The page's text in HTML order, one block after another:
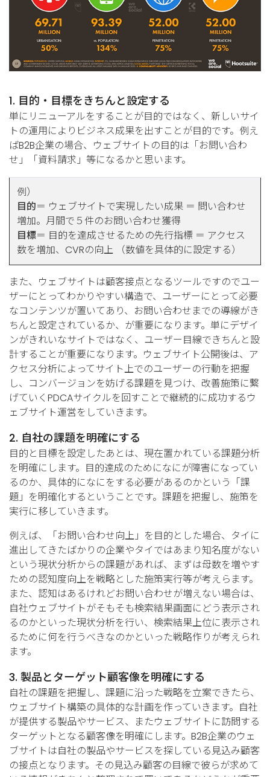
1. 目的・目標をきちんと設定する
単にリニューアルをすることが目的ではなく、新しいサイ
トの運用によりビジネス成果を出すことが目的です。例え
ばB2B企業の場合、ウェブサイトの目的は「お問い合わ
せ」「資料請求」等になるかと思います。
例）
目的＝ ウェブサイトで実現したい成果 ＝ 問い合わせ
増加。月間で５件のお問い合わせ獲得
目標＝ 目的を達成させるための先行指標 ＝ アクセス
数を増加、CVRの向上 （数値を具体的に設定する）
また、ウェブサイトは顧客接点となるツールですのでユー
ザーにとってわかりやすい構造で、ユーザーにとって必要
なコンテンツが置いてあり、お問い合わせまでの導線がき
ちんと設定されているか、が重要になります。単にデザイ
ンがきれいなサイトではなく、ユーザー目線できちんと設
計することが重要になります。ウェブサイト公開後は、ア
クセス分析によってサイト上でのユーザーの行動を把握
し、コンバージョンを妨げる課題を見つけ、改善施策に繋
げていくPDCAサイクルを回すことで継続的に成功するウ
ェブサイト運営をしていきます。
2. 自社の課題を明確にする
目的と目標を設定したあとは、現在置かれている課題分析
を明確にします。目的達成のためになにが障害になってい
るのか、具体的になにをする必要があるのかという「課
題」を明確化するということです。課題を把握し、施策を
実行に移していきます。
例えば、「お問い合わせ向上」を目的とした場合、タイに
進出してきたばかりの企業やタイではあまり知名度がない
という現状分析からの課題があれば、まずは母数を増やす
ための認知度向上を戦略とした施策実行等が考えらます。
また、認知はあるけれどお問い合わせが増えない場合は、
自社ウェブサイトがそもそも検索結果画面にどう表示され
るのかといった現状分析を行い、検索結果上位に表示され
るために何を行うべきなのかといった戦略作りが考えられ
ます。
3. 製品とターゲット顧客像を明確にする
自社の課題を把握し、課題に沿った戦略を立案できたら、
ウェブサイト構築の具体的な計画を作っていきます。自社
が提供する製品やサービス、またウェブサイトに訪問する
ターゲットとなる顧客像を明確にします。B2B企業のウェ
ブサイトは自社の製品やサービスを探している見込み顧客
の接点となります。その見込み顧客の目線で彼らが求めて